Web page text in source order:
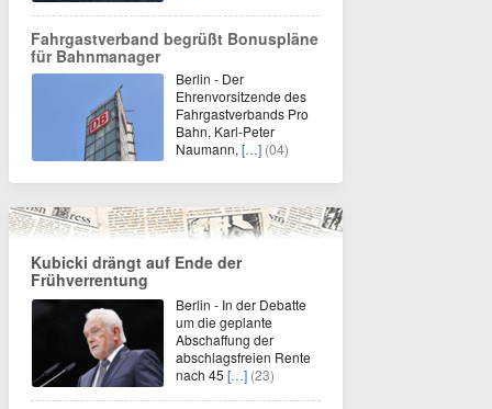
Fahrgastverband begrüßt Bonuspläne
für Bahnmanager
Berlin - Der
Ehrenvorsitzende des
Fahrgastverbands Pro
Bahn, Karl-Peter
Naumann, […] (04)
Kubicki drängt auf Ende der
Frühverrentung
Berlin - In der Debatte
um die geplante
Abschaffung der
abschlagsfreien Rente
nach 45 […] (23)